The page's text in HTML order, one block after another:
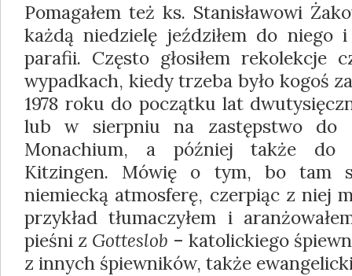
Pomagałem też ks. Stanisławowi
każ­dą niedzielę jeździłem do niego
parafii. Często głosiłem rekolekcje
wypadkach, kiedy trzeba było kogoś
1978 roku do początku lat
lub w sierpniu na zastępstwo do
Monachium, a później także do
Kitzingen. Mówię o tym, bo tam
niemiecką atmosferę, czerpiąc z niej
przykład tłumaczyłem i
pieśni z Gotteslob – katolickiego
z innych śpiewników, także